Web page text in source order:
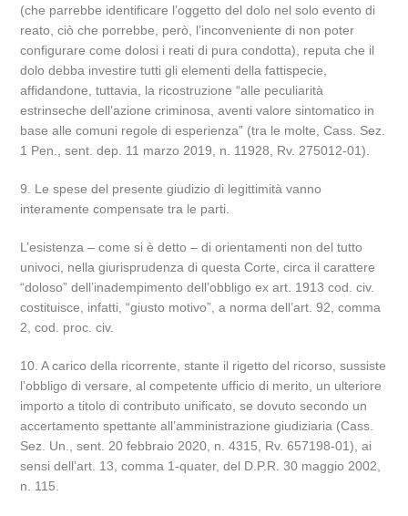
(che parrebbe identificare l’oggetto del dolo nel solo evento di
reato, ciò che porrebbe, però, l’inconveniente di non poter
configurare come dolosi i reati di pura condotta), reputa che il
dolo debba investire tutti gli elementi della fattispecie,
affidandone, tuttavia, la ricostruzione “alle peculiarità
estrinseche dell’azione criminosa, aventi valore sintomatico in
base alle comuni regole di esperienza” (tra le molte, Cass. Sez.
1 Pen., sent. dep. 11 marzo 2019, n. 11928, Rv. 275012-01).
9. Le spese del presente giudizio di legittimità vanno
interamente compensate tra le parti.
L’esistenza – come si è detto – di orientamenti non del tutto
univoci, nella giurisprudenza di questa Corte, circa il carattere
“doloso” dell’inadempimento dell’obbligo ex art. 1913 cod. civ.
costituisce, infatti, “giusto motivo”, a norma dell’art. 92, comma
2, cod. proc. civ.
10. A carico della ricorrente, stante il rigetto del ricorso, sussiste
l’obbligo di versare, al competente ufficio di merito, un ulteriore
importo a titolo di contributo unificato, se dovuto secondo un
accertamento spettante all’amministrazione giudiziaria (Cass.
Sez. Un., sent. 20 febbraio 2020, n. 4315, Rv. 657198-01), ai
sensi dell’art. 13, comma 1-quater, del D.P.R. 30 maggio 2002,
n. 115.